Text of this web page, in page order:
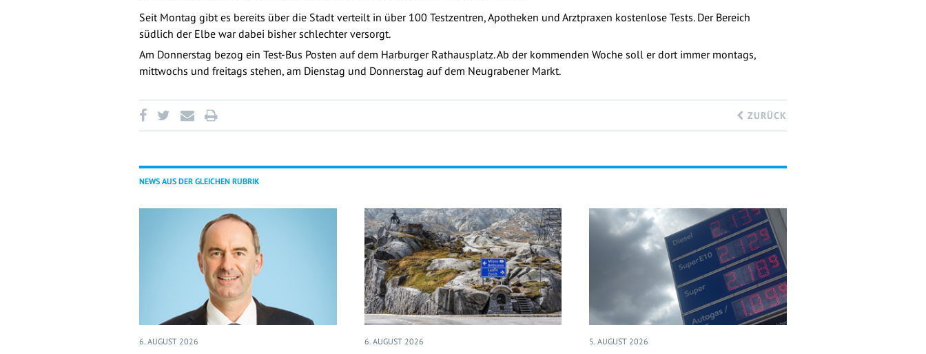
Seit Montag gibt es bereits über die Stadt verteilt in über 100 Testzentren, Apotheken und Arztpraxen kostenlose Tests. Der Bereich
südlich der Elbe war dabei bisher schlechter versorgt.
Am Donnerstag bezog ein Test-Bus Posten auf dem Harburger Rathausplatz. Ab der kommenden Woche soll er dort immer montags,
mittwochs und freitags stehen, am Dienstag und Donnerstag auf dem Neugrabener Markt.
ZURÜCK
NEWS AUS DER GLEICHEN RUBRIK
6. AUGUST 2026 6. AUGUST 2026 5. AUGUST 2026